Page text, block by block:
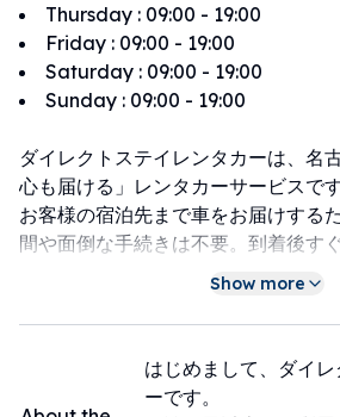
Thursday : 09:00 - 19:00
Friday : 09:00 - 19:00
Saturday : 09:00 - 19:00
Sunday : 09:00 - 19:00
ダイレクトステイレンタカーは、名
心も届ける」レンタカーサービスです
お客様の宿泊先まで車をお届けする
間や面倒な手続きは不要。到着後す
ソリン満タン返しも不要です！
Direct Stay Rentacar 是一間以名古
Show more
はじめまして、ダイ
ーです。